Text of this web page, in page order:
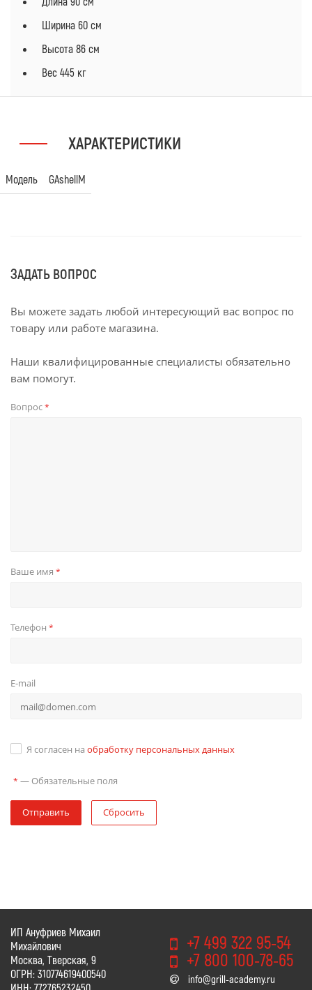
Ширина 60 см
Высота 86 см
Вес 445 кг
ХАРАКТЕРИСТИКИ
Модель GAshellM
ЗАДАТЬ ВОПРОС
Вы можете задать любой интересующий вас вопрос по
товару или работе магазина.
Наши квалифицированные специалисты обязательно
вам помогут.
Вопрос*
Ваше имя *
Телефон *
E-mail
Я согласен на обработку персональных данных
* — Обязательные поля
Отправить Сбросить
ИП Ануфриев Михаил
Михайлович
Москва, Тверская, 9
ОГРН: 310774619400540
+7 499 322 95-54
+7 800 100-78-65
info@grill-academy.ru